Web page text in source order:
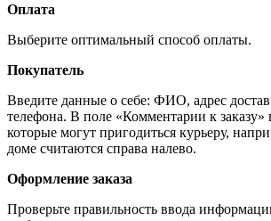
Оплата
Выберите оптимальный способ оплаты.
Покупатель
Введите данные о себе: ФИО, адрес
телефона. В поле «Комментарии к заказу»
которые могут пригодиться курьеру,
доме считаются справа налево.
Оформление заказа
Проверьте правильность ввода